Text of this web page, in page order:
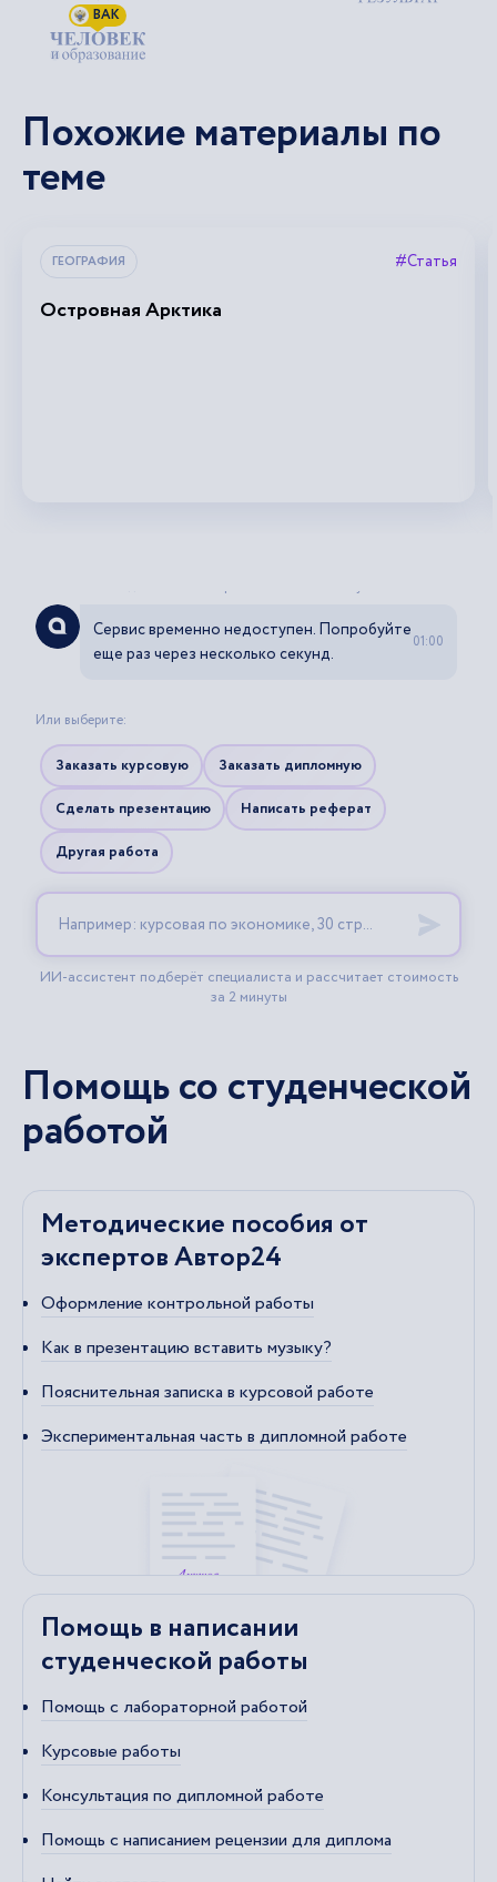
ВАК
Похожие материалы по
теме
ГЕОГРАФИЯ #Статья
Островная Арктика
Помощь со студенческой
работой
Методические пособия от
экспертов Автор24
Оформление контрольной работы
Как в презентацию вставить музыку?
Пояснительная записка в курсовой работе
Экспериментальная часть в дипломной работе
Помощь в написании
студенческой работы
Помощь с лабораторной работой
Курсовые работы
Консультация по дипломной работе
Помощь с написанием рецензии для диплома